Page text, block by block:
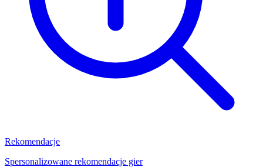
Rekomendacje
Spersonalizowane rekomendacje gier